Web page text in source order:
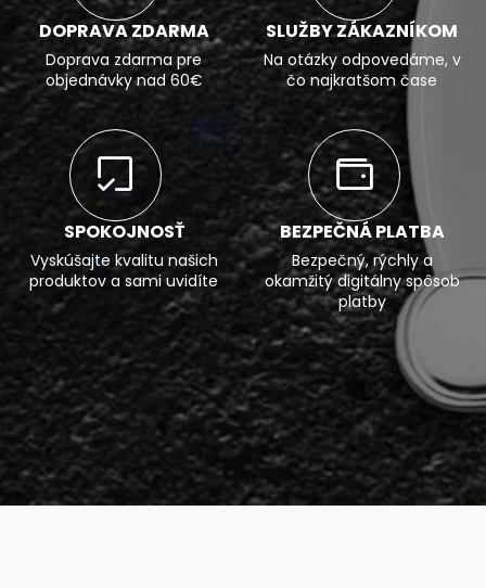
aróma, konzervačná látka: sorban draselný; soľ, kyselina:
kyselina citrónová
Zobraziť zloženie >>
DOPRAVA ZDARMA
Doprava zdarma pre
objednávky nad 60€
SLUŽBY ZÁKAZNÍKOM
Na otázky odpovedáme, v
čo najkratšom čase
SPOKOJNOSŤ
Vyskúšajte kvalitu našich
produktov a sami uvidíte
BEZPEČNÁ PLATBA
Bezpečný, rýchly a
okamžitý digitálny spôsob
platby